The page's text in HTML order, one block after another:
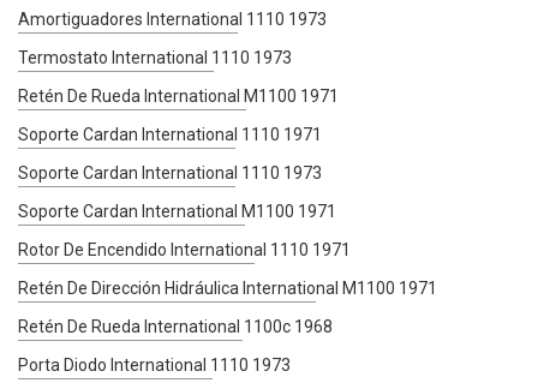
Amortiguadores International 1110 1973
Termostato International 1110 1973
Retén De Rueda International M1100 1971
Soporte Cardan International 1110 1971
Soporte Cardan International 1110 1973
Soporte Cardan International M1100 1971
Rotor De Encendido International 1110 1971
Retén De Dirección Hidráulica International M1100 1971
Retén De Rueda International 1100c 1968
Porta Diodo International 1110 1973